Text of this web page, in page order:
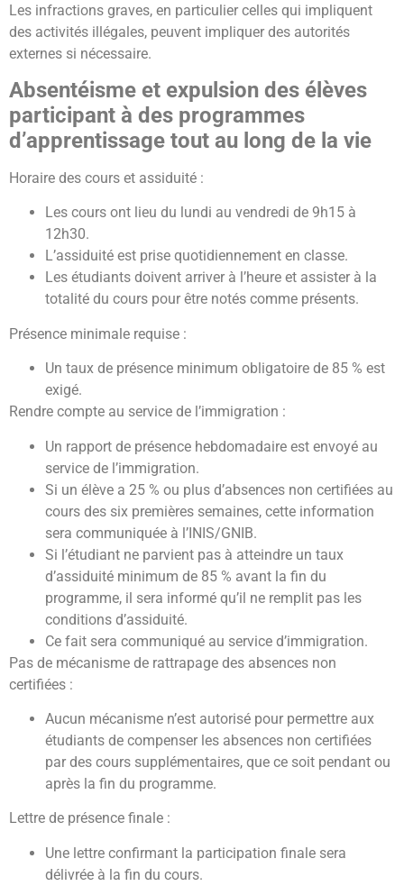
Les infractions graves, en particulier celles qui impliquent
des activités illégales, peuvent impliquer des autorités
externes si nécessaire.
Absentéisme et expulsion des élèves
participant à des programmes
d’apprentissage tout au long de la vie
Horaire des cours et assiduité :
Les cours ont lieu du lundi au vendredi de 9h15 à
12h30.
L’assiduité est prise quotidiennement en classe.
Les étudiants doivent arriver à l’heure et assister à la
totalité du cours pour être notés comme présents.
Présence minimale requise :
Un taux de présence minimum obligatoire de 85 % est
exigé.
Rendre compte au service de l’immigration :
Un rapport de présence hebdomadaire est envoyé au
service de l’immigration.
Si un élève a 25 % ou plus d’absences non certifiées au
cours des six premières semaines, cette information
sera communiquée à l’INIS/GNIB.
Si l’étudiant ne parvient pas à atteindre un taux
d’assiduité minimum de 85 % avant la fin du
programme, il sera informé qu’il ne remplit pas les
conditions d’assiduité.
Ce fait sera communiqué au service d’immigration.
Pas de mécanisme de rattrapage des absences non
certifiées :
Aucun mécanisme n’est autorisé pour permettre aux
étudiants de compenser les absences non certifiées
par des cours supplémentaires, que ce soit pendant ou
après la fin du programme.
Lettre de présence finale :
Une lettre confirmant la participation finale sera
délivrée à la fin du cours.